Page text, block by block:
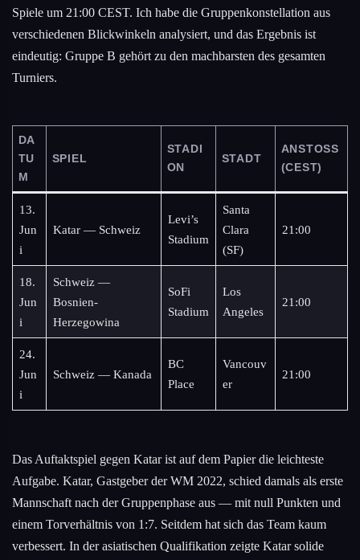
Spiele um 21:00 CEST. Ich habe die Gruppenkonstellation aus
verschiedenen Blickwinkeln analysiert, und das Ergebnis ist
eindeutig: Gruppe B gehört zu den machbarsten des gesamten
Turniers.
DA
TU
M
SPIEL
STADI
ON
STADT
ANSTOSS
(CEST)
13.
Jun
i
Katar — Schweiz
Levi’s
Stadium
Santa
Clara
(SF)
21:00
18.
Jun
i
Schweiz —
Bosnien-
Herzegowina
SoFi
Stadium
Los
Angeles
21:00
24.
Jun
i
Schweiz — Kanada
BC
Place
Vancouv
er
21:00
Das Auftaktspiel gegen Katar ist auf dem Papier die leichteste
Aufgabe. Katar, Gastgeber der WM 2022, schied damals als erste
Mannschaft nach der Gruppenphase aus — mit null Punkten und
einem Torverhältnis von 1:7. Seitdem hat sich das Team kaum
verbessert. In der asiatischen Qualifikation zeigte Katar solide